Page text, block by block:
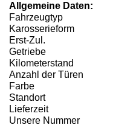
Allgemeine Daten:
Fahrzeugtyp
Karosserieform
Erst-Zul.
Getriebe
Kilometerstand
Anzahl der Türen
Farbe
Standort
Lieferzeit
Unsere Nummer